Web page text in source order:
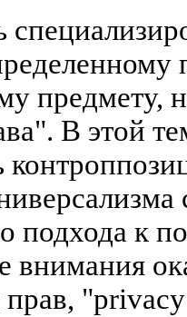
предмету,
В этой
подхода к
внимания